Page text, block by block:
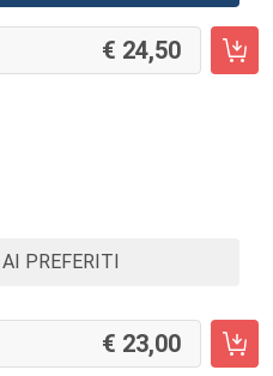
24,50
PREFERITI
23,00